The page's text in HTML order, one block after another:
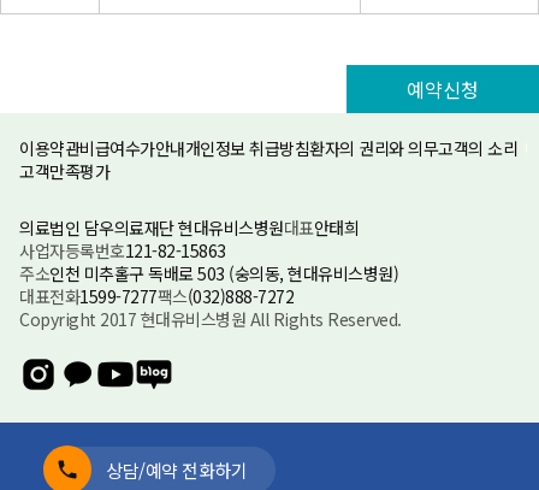
응급의
학과
안과
예약신청
이용약관비급여수가안내개인정보 취급방침환자의 권리와 의무고객의 소리
고객만족평가
의료법인 담우의료재단 현대유비스병원대표안태희
사업자등록번호121-82-15863
주소인천 미추홀구 독배로 503 (숭의동, 현대유비스병원)
대표전화1599-7277팩스(032)888-7272
Copyright 2017 현대유비스병원 All Rights Reserved.
상담/예약 전화하기